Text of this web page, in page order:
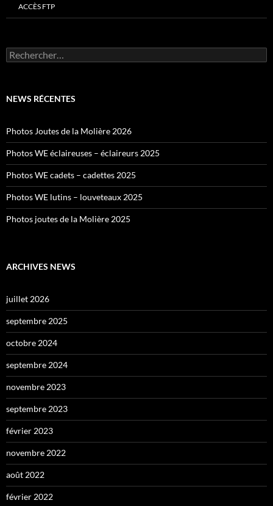
ACCÈS FTP
Rechercher :
NEWS RÉCENTES
Photos Joutes de la Molière 2026
Photos WE éclaireuses – éclaireurs 2025
Photos WE cadets – cadettes 2025
Photos WE lutins – louveteaux 2025
Photos joutes de la Molière 2025
ARCHIVES NEWS
juillet 2026
septembre 2025
octobre 2024
septembre 2024
novembre 2023
septembre 2023
février 2023
novembre 2022
août 2022
février 2022